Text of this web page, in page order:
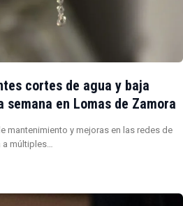
cortes de agua y baja
en Lomas de Zamora
mantenimiento y mejoras en las redes de
a múltiples…